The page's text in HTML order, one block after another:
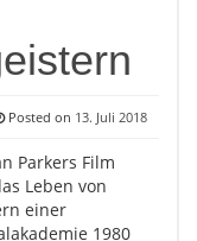
Posted on 13. Juli 2018
Parkers Film
Leben von
einer
1980